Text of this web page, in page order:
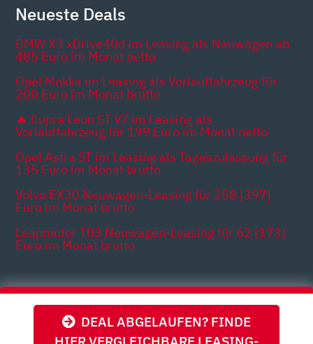
DEAL ABGELAUFEN? FINDE
Neueste Deals
BMW X3 xDrive40d im Leasing als Neuwagen ab
485 Euro im Monat netto
Opel Mokka im Leasing als Vorlauffahrzeug für
200 Euro im Monat brutto
🔥 Cupra Leon ST VZ im Leasing als
Vorlauffahrzeug für 199 Euro im Monat netto
Opel Astra ST im Leasing als Tageszulassung für
135 Euro im Monat brutto
Volvo EX30 Neuwagen-Leasing für 258 [397]
Euro im Monat brutto
Leapmotor T03 Neuwagen-Leasing für 62 [173]
Euro im Monat brutto